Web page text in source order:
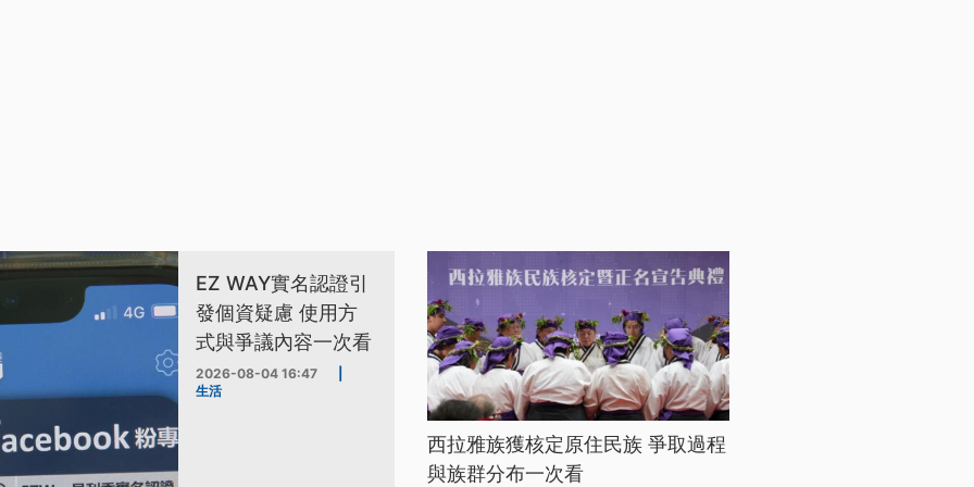
EZ WAY實名認證引
發個資疑慮 使用方
式與爭議內容一次看
2026-08-04 16:47
生活
西拉雅族獲核定原住民族 爭取過程
與族群分布一次看